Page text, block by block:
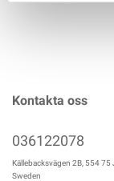
Kontakta oss
036122078
Källebacksvägen 2B, 554 75
Sweden